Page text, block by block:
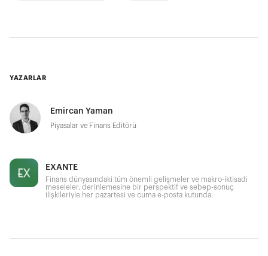
YAZARLAR
Emircan Yaman
Piyasalar ve Finans Editörü
EXANTE
Finans dünyasındaki tüm önemli gelişmeler ve makro-iktisadi
meseleler, derinlemesine bir perspektif ve sebep-sonuç
ilişkileriyle her pazartesi ve cuma e-posta kutunda.